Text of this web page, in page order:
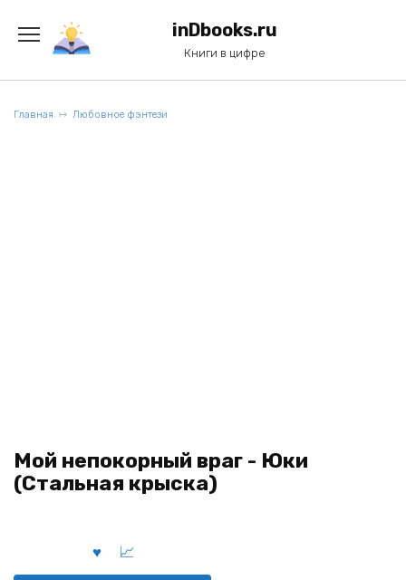
содержанию
inDbooks.ru
Книги в цифре
Главная Любовное фэнтези
Мой непокорный враг - Юки
(Стальная крыска)